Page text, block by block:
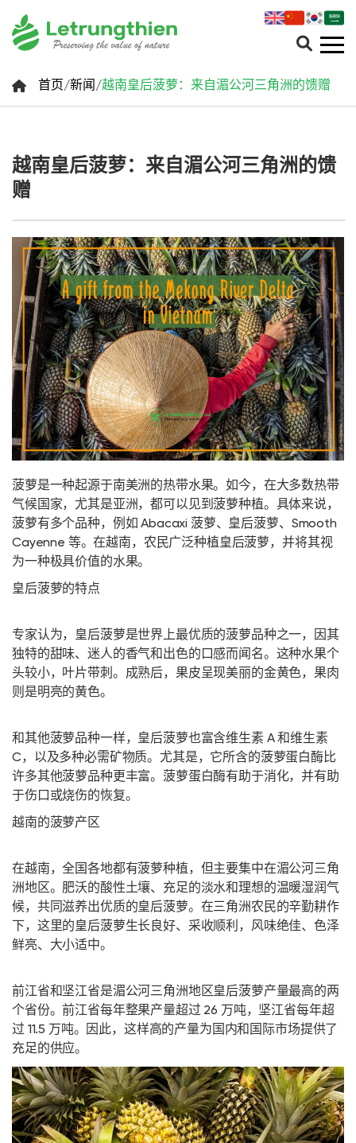
首页/新闻 /越南皇后菠萝：来自湄公河三角洲的馈赠
越南皇后菠萝：来自湄公河三角洲的馈
赠
菠萝是一种起源于南美洲的热带水果。如今，在大多数热带
气候国家，尤其是亚洲，都可以见到菠萝种植。具体来说，
菠萝有多个品种，例如 Abacaxi 菠萝、皇后菠萝、Smooth
Cayenne 等。在越南，农民广泛种植皇后菠萝，并将其视
为一种极具价值的水果。
皇后菠萝的特点
专家认为，皇后菠萝是世界上最优质的菠萝品种之一，因其
独特的甜味、迷人的香气和出色的口感而闻名。这种水果个
头较小，叶片带刺。成熟后，果皮呈现美丽的金黄色，果肉
则是明亮的黄色。
和其他菠萝品种一样，皇后菠萝也富含维生素 A 和维生素
C，以及多种必需矿物质。尤其是，它所含的菠萝蛋白酶比
许多其他菠萝品种更丰富。菠萝蛋白酶有助于消化，并有助
于伤口或烧伤的恢复。
越南的菠萝产区
在越南，全国各地都有菠萝种植，但主要集中在湄公河三角
洲地区。肥沃的酸性土壤、充足的淡水和理想的温暖湿润气
候，共同滋养出优质的皇后菠萝。在三角洲农民的辛勤耕作
下，这里的皇后菠萝生长良好、采收顺利，风味绝佳、色泽
鲜亮、大小适中。
前江省和坚江省是湄公河三角洲地区皇后菠萝产量最高的两
个省份。前江省每年整果产量超过 26 万吨，坚江省每年超
过 11.5 万吨。因此，这样高的产量为国内和国际市场提供了
充足的供应。